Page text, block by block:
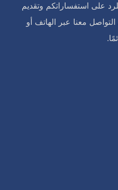
على استفساراتكم وتقديم
معنا عبر الهاتف أو